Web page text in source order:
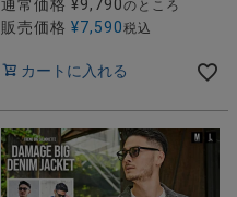
通常価格 ¥9,790のところ
販売価格 ¥7,590税込
カートに入れる